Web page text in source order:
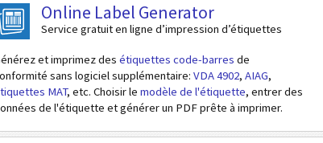
Online Label Generator
Service gratuit en ligne d’impression d’étiquettes
et imprimez des étiquettes code-barres de
sans logiciel supplémentaire: VDA 4902, AIAG,
MAT, etc. Choisir le modèle de l'étiquette, entrer des
de l'étiquette et générer un PDF prête à imprimer.